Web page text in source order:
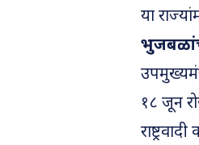
या
१८ जून